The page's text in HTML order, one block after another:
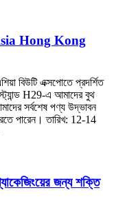
Hong Kong
বিউটি এক্সপোতে প্রদর্শিত
H29-এ আমাদের বুথ
সর্বশেষ পণ্য উদ্ভাবন
পারেন। তারিখ: 12-14
জন্য শক্তি